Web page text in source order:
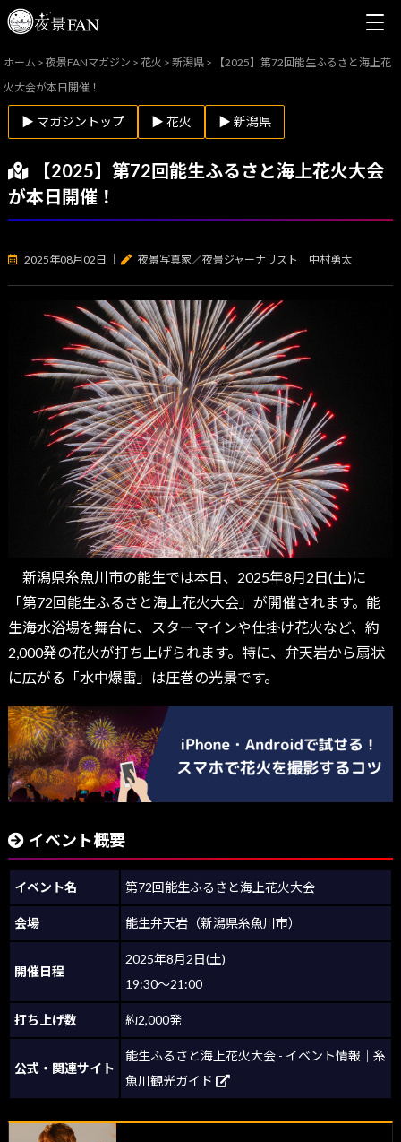
ホーム >夜景FANマガジン >花火 >新潟県 >
【2025】第72回能生ふるさと海上花
火大会が本日開催！
▶ マガジントップ ▶ 花火 ▶ 新潟県
【2025】第72回能生ふるさと海上花火大会
が本日開催！
2025年08月02日 夜景写真家／夜景ジャーナリスト 中村勇太
新潟県糸魚川市の能生では本日、2025年8月2日(土)に
「第72回能生ふるさと海上花火大会」が開催されます。能
生海水浴場を舞台に、スターマインや仕掛け花火など、約
2,000発の花火が打ち上げられます。特に、弁天岩から扇状
に広がる「水中爆雷」は圧巻の光景です。
イベント概要
イベント名 第72回能生ふるさと海上花火大会
会場 能生弁天岩（新潟県糸魚川市）
開催日程
2025年8月2日(土)
19:30～21:00
打ち上げ数 約2,000発
公式・関連サイト
能生ふるさと海上花火大会 - イベント情報｜糸
魚川観光ガイド